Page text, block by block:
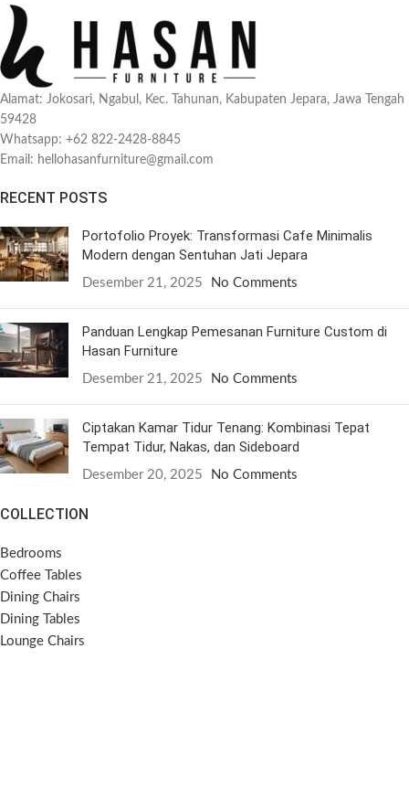
Alamat: Jokosari, Ngabul, Kec. Tahunan, Kabupaten Jepara, Jawa Tengah
59428
Whatsapp: +62 822-2428-8845
Email: hellohasanfurniture@gmail.com
RECENT POSTS
Portofolio Proyek: Transformasi Cafe Minimalis
Modern dengan Sentuhan Jati Jepara
Desember 21, 2025 No Comments
Panduan Lengkap Pemesanan Furniture Custom di
Hasan Furniture
Desember 21, 2025 No Comments
Ciptakan Kamar Tidur Tenang: Kombinasi Tepat
Tempat Tidur, Nakas, dan Sideboard
Desember 20, 2025 No Comments
COLLECTION
Bedrooms
Coffee Tables
Dining Chairs
Dining Tables
Lounge Chairs